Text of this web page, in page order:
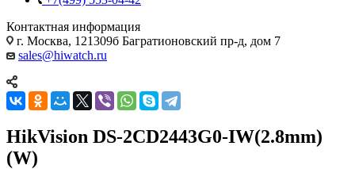
Контактная информация
г. Москва, 121309б Багратионовский пр-д, дом 7
sales@hiwatch.ru
HikVision DS-2CD2443G0-IW(2.8mm)
(W)